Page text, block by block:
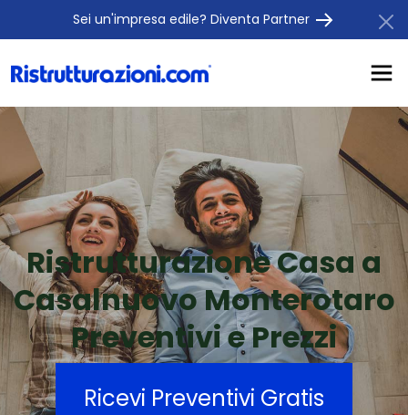
Sei un'impresa edile? Diventa Partner
Ristrutturazione Casa a
Casalnuovo Monterotaro
Preventivi e Prezzi
Ricevi Preventivi Gratis